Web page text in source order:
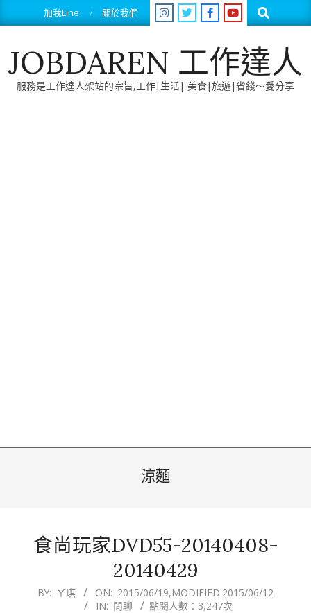
to
加我Line 關於我們 Search
JOBDAREN 工作達人
服務是工作達人架站的宗旨,工作|生活| 美食|旅遊|省錢～愛分享
涼麵
食尚玩家DVD55-20140408-
20140429
2015-
BY: ㄚ琪 ON: 2015/06/19,MODIFIED:2015/06/12
IN: 閒聊 點閱人數：3,247次